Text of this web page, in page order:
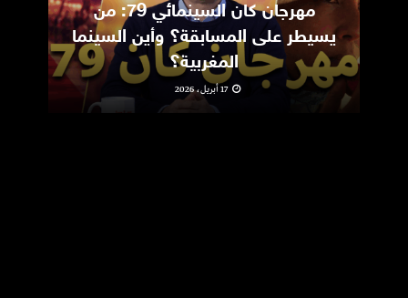
مهرجان كان السينمائي 79: من
يسيطر على المسابقة؟ وأين السينما
المغربية؟
17 أبريل، 2026